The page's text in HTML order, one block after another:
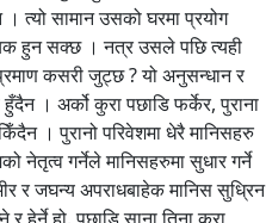
त्यो सामान उसको घरमा प्रयोग
हुन सक्छ । नत्र उसले पछि त्यही
कसरी जुट्छ ? यो अनुसन्धान र
। अर्को कुरा पछाडि फर्केर, पुराना
। पुरानो परिवेशमा धेरै मानिसहरु
नेतृत्व गर्नेले मानिसहरुमा सुधार गर्ने
र जघन्य अपराधबाहेक मानिस सुध्रिन